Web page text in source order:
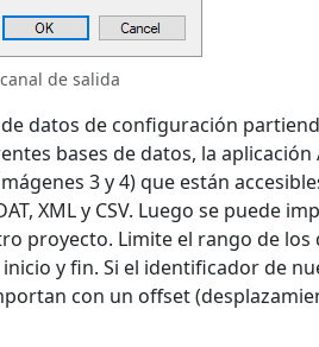
de salida
datos de configuración
bases de datos, la
3 y 4) que están
XML y CSV. Luego se puede
proyecto. Limite el rango de los
y fin. Si el identificador de
con un offset